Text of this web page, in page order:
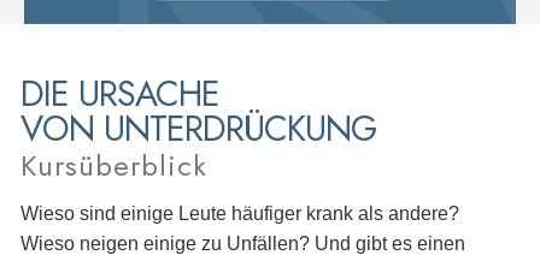
DIE URSACHE
VON UNTERDRÜCKUNG
Kursüberblick
Wieso sind einige Leute häufiger krank als andere?
Wieso neigen einige zu Unfällen? Und gibt es einen